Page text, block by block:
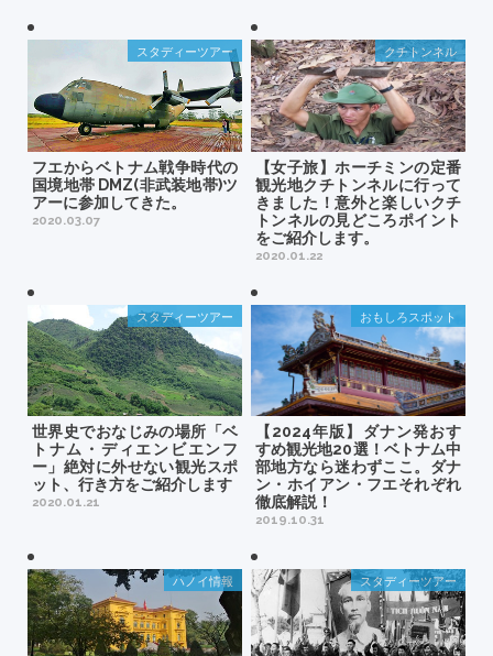
フエからベトナム戦争時代の
国境地帯 DMZ(非武装地帯)ツ
アーに参加してきた。
2020.03.07
スタディーツアー
【女子旅】ホーチミンの定番
観光地クチトンネルに行って
きました！意外と楽しいクチ
トンネルの見どころポイント
をご紹介します。
2020.01.22
クチトンネル
世界史でおなじみの場所「ベ
トナム・ディエンビエンフ
ー」絶対に外せない観光スポ
ット、行き方をご紹介します
2020.01.21
スタディーツアー
【2024年版】ダナン発おす
すめ観光地20選！ベトナム中
部地方なら迷わずここ。ダナ
ン・ホイアン・フエそれぞれ
徹底解説！
2019.10.31
おもしろスポット
ハノイ情報 スタディーツアー